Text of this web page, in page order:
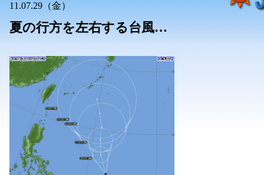
11.07.29（金）
夏の行方を左右する台風…